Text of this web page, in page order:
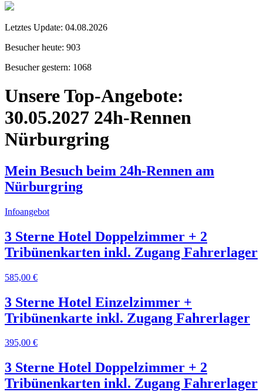
Letztes Update: 04.08.2026
Besucher heute: 903
Besucher gestern: 1068
Unsere Top-Angebote:
30.05.2027 24h-Rennen
Nürburgring
Mein Besuch beim 24h-Rennen am
Nürburgring
Infoangebot
3 Sterne Hotel Doppelzimmer + 2
Tribünenkarten inkl. Zugang Fahrerlager
585,00 €
3 Sterne Hotel Einzelzimmer +
Tribünenkarte inkl. Zugang Fahrerlager
395,00 €
3 Sterne Hotel Doppelzimmer + 2
Tribünenkarten inkl. Zugang Fahrerlager